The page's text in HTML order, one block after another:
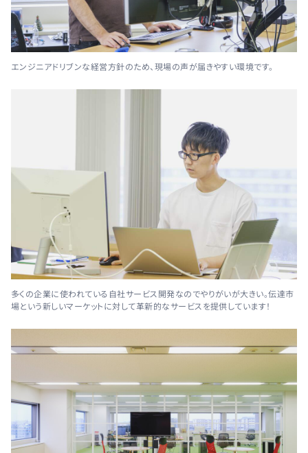
エンジニアドリブンな経営方針のため、現場の声が届きやすい環境です。
多くの企業に使われている自社サービス開発なのでやりがいが大きい。伝達市
場という新しいマーケットに対して革新的なサービスを提供しています！